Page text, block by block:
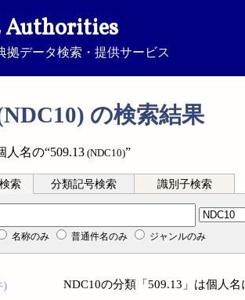
Authorities
拠データ検索・提供サービス
の検索結果
人名の“509.13 (NDC10)”
索 分類記号検索 識別子検索
名称のみ 普通件名のみ ジャンルのみ
)
NDC10の分類「509.13」は個人